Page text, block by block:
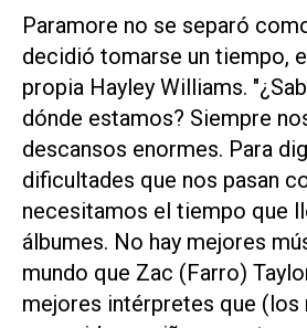
Paramore no se separó
decidió tomarse un tiempo,
propia Hayley Williams.
dónde estamos? Siempre
descansos enormes. Para
dificultades que nos pasan
necesitamos el tiempo que
álbumes. No hay mejores
mundo que Zac (Farro)
mejores intérpretes que (los